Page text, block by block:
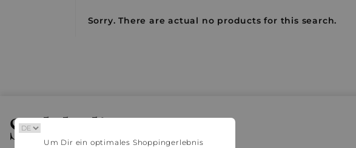
Sorry. There are actual no products for this search.
Stylaholic
Um Dir ein optimales Shoppingerlebnis